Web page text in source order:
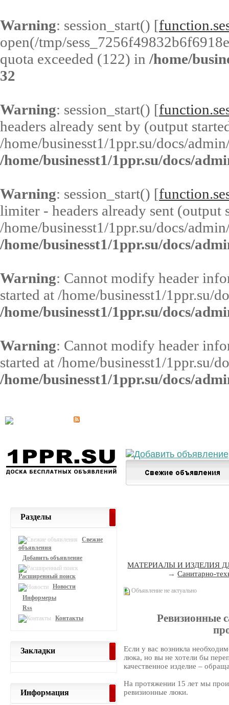
Warning: session_start() [
open(/tmp/
quota exceeded (122) in /home/
32
Warning: session_start() [
headers already sent by (output
/home/businesst1/1ppr.su/docs/
/home/businesst1/1ppr.su/docs/
Warning: session_start() [
limiter - headers already sent (output
/home/businesst1/1ppr.su/docs/
/home/businesst1/1ppr.su/docs/
Warning: Cannot modify header
started at /home/businesst1/1ppr.su/
/home/businesst1/1ppr.su/docs/
Warning: Cannot modify header
started at /home/businesst1/1ppr.su/
/home/businesst1/1ppr.su/docs/
МАТЕРИАЛЫ И ИЗДЕЛИЯ
→Санитарно-
Объявление не актуально
Ревизионные
Если у вас возникла
люка, но вы не хотели бы
качественное изделие –
На протяжении 15 лет мы
ревизионные люки.
Разделы
Свежие
объявления
Добавить объявление
Расширенный поиск
Новости
Информеры
Rss
Контакты
Закладки
Информация